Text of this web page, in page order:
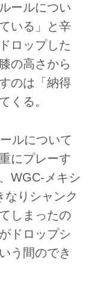
ールについ
いる」と辛
ロップした
の高さから
のは「納得
くる。
ルについて
にプレーす
WGC-メキシ
なりシャンク
しまったの
ドロップシ
う間のでき